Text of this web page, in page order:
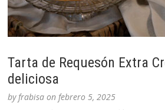
Tarta de Requesón Extra
deliciosa
byfrabisa onfebrero 5, 2025